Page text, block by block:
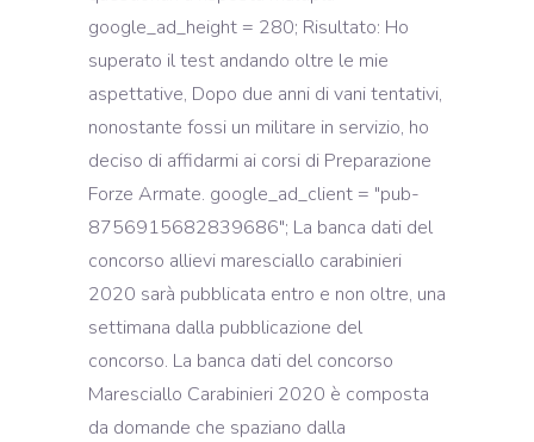
google_ad_height = 280; Risultato: Ho
superato il test andando oltre le mie
aspettative, Dopo due anni di vani tentativi,
nonostante fossi un militare in servizio, ho
deciso di affidarmi ai corsi di Preparazione
Forze Armate. google_ad_client = "pub-
8756915682839686"; La banca dati del
concorso allievi maresciallo carabinieri
2020 sarà pubblicata entro e non oltre, una
settimana dalla pubblicazione del
concorso. La banca dati del concorso
Maresciallo Carabinieri 2020 è composta
da domande che spaziano dalla